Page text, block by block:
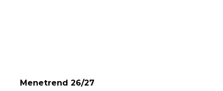
Menetrend 26/27